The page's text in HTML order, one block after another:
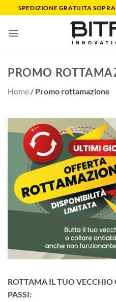
ai
contenuti
SPEDIZIONE GRATUITA
PROMO
Home / Promo rottamazione
ROTTAMA IL TUO VECCHIO
PASSI: